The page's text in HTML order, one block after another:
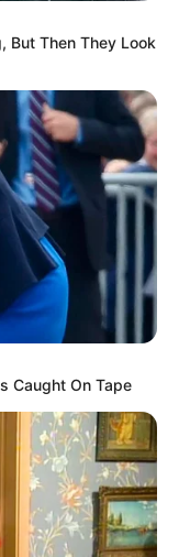
But Then They Look
Caught On Tape